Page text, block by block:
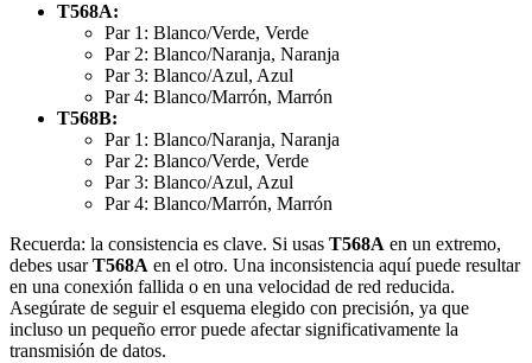
T568A:
Par 1: Blanco/Verde, Verde
Par 2: Blanco/Naranja, Naranja
Par 3: Blanco/Azul, Azul
Par 4: Blanco/Marrón, Marrón
T568B:
Par 1: Blanco/Naranja, Naranja
Par 2: Blanco/Verde, Verde
Par 3: Blanco/Azul, Azul
Par 4: Blanco/Marrón, Marrón
Recuerda: la consistencia es clave. Si usas T568A en un extremo,
debes usarT568A en el otro. Una inconsistencia aquí puede resultar
en una conexión fallida o en una velocidad de red reducida.
Asegúrate de seguir el esquema elegido con precisión, ya que
incluso un pequeño error puede afectar significativamente la
transmisión de datos.